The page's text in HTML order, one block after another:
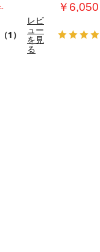
（1）
レビ
ュー
を見
る
￥6,050